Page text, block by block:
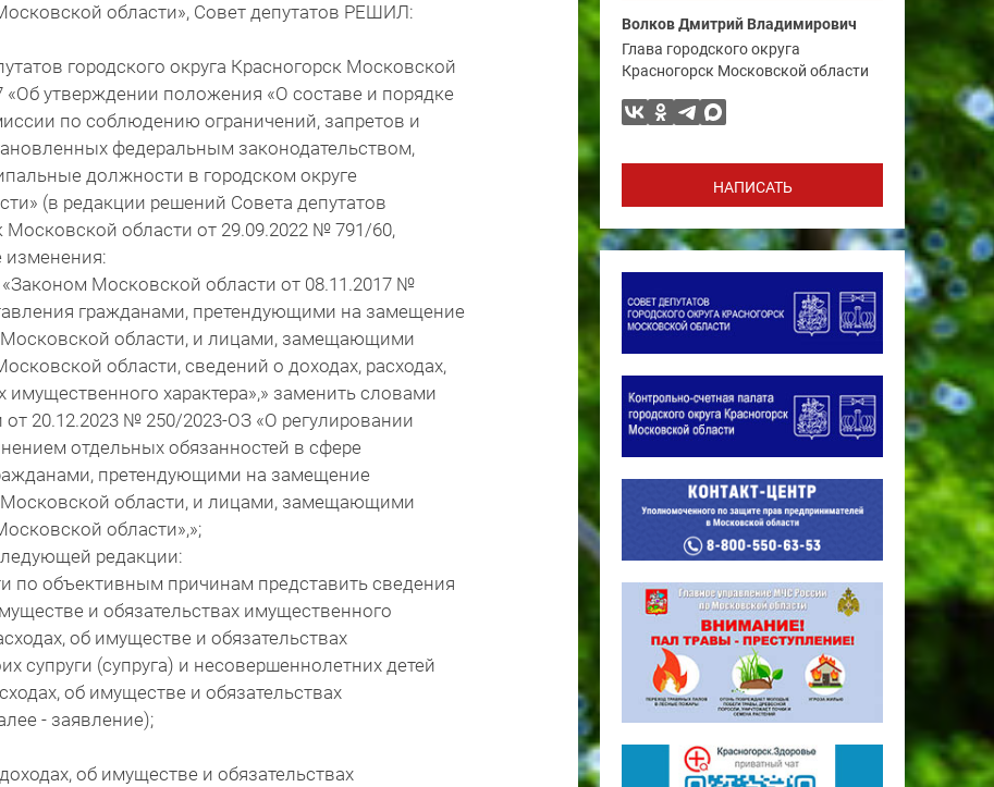
области», Совет депутатов РЕШИЛ:
городского округа Красногорск Московской
утверждении положения «О составе и порядке
по соблюдению ограничений, запретов и
федеральным законодательством,
должности в городском округе
(в редакции решений Совета депутатов
Московской области от 29.09.2022 № 791/60,
Московской области от 08.11.2017 №
гражданами, претендующими на замещение
области, и лицами, замещающими
области, сведений о доходах, расходах,
имущественного характера»,» заменить словами
20.12.2023 № 250/2023-ОЗ «О регулировании
отдельных обязанностей в сфере
претендующими на замещение
области, и лицами, замещающими
области»,»;
редакции:
по объективным причинам представить сведения
и обязательствах имущественного
об имуществе и обязательствах
супруги (супруга) и несовершеннолетних детей
об имуществе и обязательствах
- заявление);
об имуществе и обязательствах
Волков Дмитрий Владимирович
Глава городского округа
Красногорск Московской области
НАПИСАТЬ